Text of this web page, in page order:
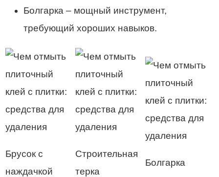
Болгарка – мощный инструмент,
требующий хороших навыков.
Брусок с
наждачкой
Строительная
терка
Болгарка